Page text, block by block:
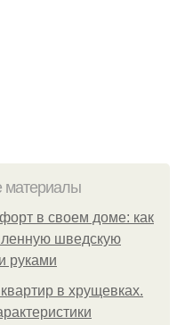
материалы
в своем доме: как
шведскую
руками
в хрущевках.